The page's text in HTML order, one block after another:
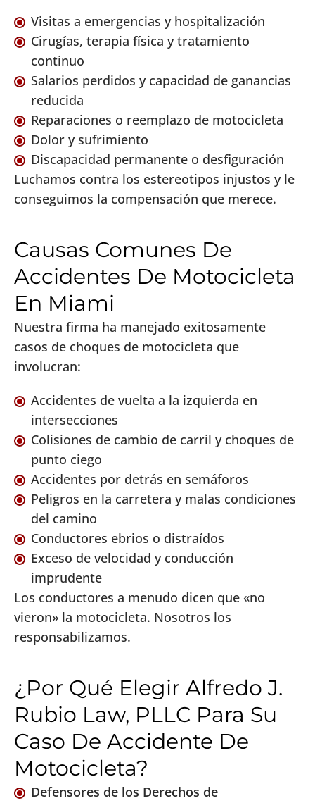
Visitas a emergencias y hospitalización
Cirugías, terapia física y tratamiento
continuo
Salarios perdidos y capacidad de ganancias
reducida
Reparaciones o reemplazo de motocicleta
Dolor y sufrimiento
Discapacidad permanente o desfiguración
Luchamos contra los estereotipos injustos y le
conseguimos la compensación que merece.
Causas Comunes De
Accidentes De Motocicleta
En Miami
Nuestra firma ha manejado exitosamente
casos de choques de motocicleta que
involucran:
Accidentes de vuelta a la izquierda en
intersecciones
Colisiones de cambio de carril y choques de
punto ciego
Accidentes por detrás en semáforos
Peligros en la carretera y malas condiciones
del camino
Conductores ebrios o distraídos
Exceso de velocidad y conducción
imprudente
Los conductores a menudo dicen que «no
vieron» la motocicleta. Nosotros los
responsabilizamos.
¿Por Qué Elegir Alfredo J.
Rubio Law, PLLC Para Su
Caso De Accidente De
Motocicleta?
Defensores de los Derechos de